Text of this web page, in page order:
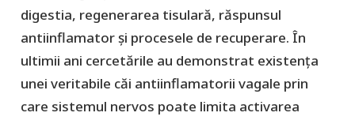
digestia, regenerarea tisulară, răspunsul
antiinflamator și procesele de recuperare. În
ultimii ani cercetările au demonstrat existența
unei veritabile căi antiinflamatorii vagale prin
care sistemul nervos poate limita activarea